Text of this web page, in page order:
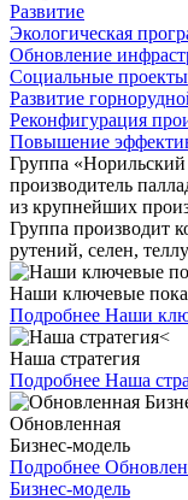
Развитие
Экологическая
Обновление
Социальные проекты
Развитие
Реконфигурация
Повышение
Группа
производитель
из крупнейших
Группа производит
рутений, селен,
Наши ключевые
Подробнее Наши
Наша стратегия
Подробнее Наша
Обновленная
Бизнес-модель
Подробнее
Бизнес-модель